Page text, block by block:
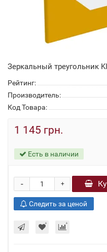
Зеркальный треугольник
Рейтинг:
Производитель:
Код Товара:
1 145 грн.
Есть в наличии
+
-
Следить за ценой